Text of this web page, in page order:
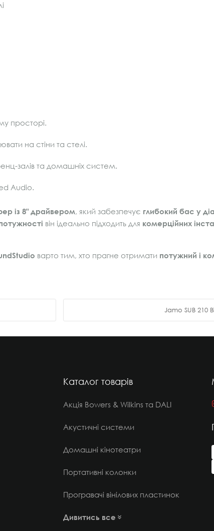
просторі.
на стіни та стелі.
залів та домашніх систем.
Audio.
із 8" драйвером, який забезпечує глибокий бас у
він ідеально підходить для комерційних
варто тим, хто прагне отримати потужний і
Jamo SUB 210
Каталог товарів
Акція Bowers & Wilkins та DALI
Акустичні системи
Домашні кінотеатри
Портативні колонки
Програвачі вінілових пластинок
Дивитись все